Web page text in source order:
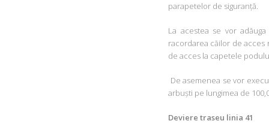
parapetelor de siguranță.
La acestea se vor
racordarea căilor de
de acces la capetele
De asemenea se vor
arbuști pe lungimea de
Deviere traseu linia 41